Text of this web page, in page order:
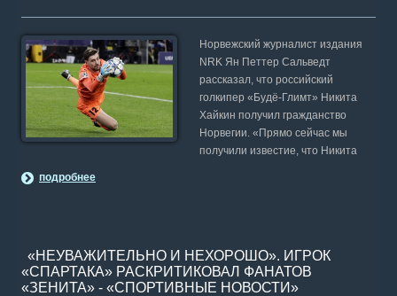
Норвежский журналист издания
NRK Ян Петтер Сальведт
рассказал, что российский
голкипер «Будё-Глимт» Никита
Хайкин получил гражданство
Норвегии. «Прямо сейчас мы
получили известие, что Никита
подробнее
«НЕУВАЖИТЕЛЬНО И НЕХОРОШО». ИГРОК
«СПАРТАКА» РАСКРИТИКОВАЛ ФАНАТОВ
«ЗЕНИТА» - «СПОРТИВНЫЕ НОВОСТИ»